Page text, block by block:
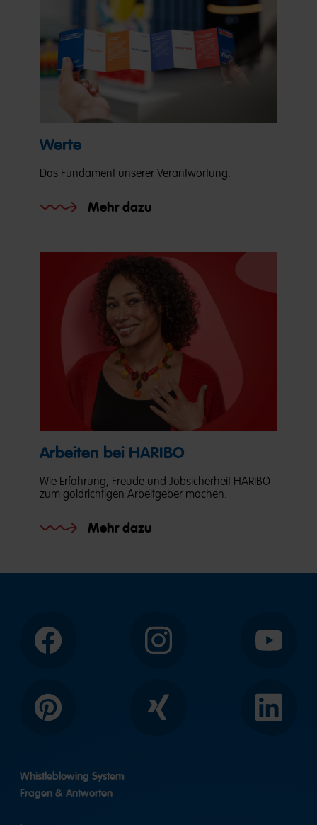
Werte
Das Fundament unserer Verantwortung.
Mehr dazu
Arbeiten bei HARIBO
Wie Erfahrung, Freude und Jobsicherheit HARIBO
zum goldrichtigen Arbeitgeber machen.
Mehr dazu
Facebook Instagram YouTube
Pinterest Xing LinkedIn
Whistleblowing System
Fragen & Antworten